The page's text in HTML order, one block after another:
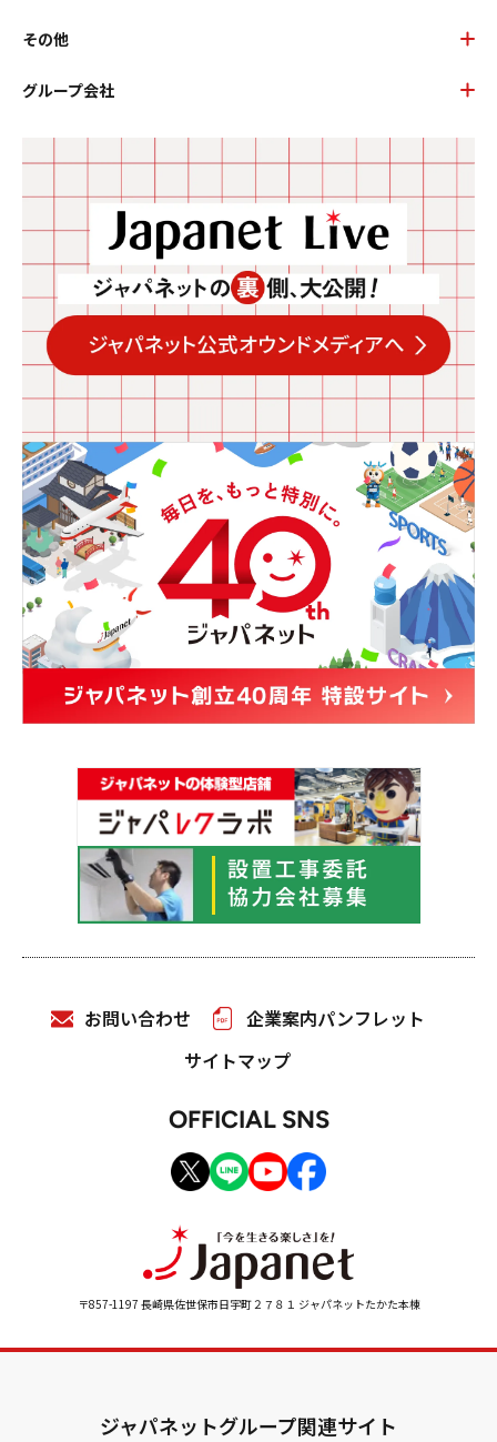
その他
グループ会社
〒857-1197 長崎県佐世保市日宇町２７８１ ジャパネットたかた本棟
お問い合わせ
企業案内パンフレット
サイトマップ
OFFICIAL SNS
ジャパネットグループ関連サイト